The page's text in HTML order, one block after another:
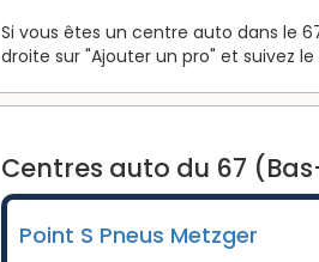
Si vous êtes un centre auto dans le
droite sur "Ajouter un pro" et suivez le
Centres auto du 67
Point S Pneus Metzger